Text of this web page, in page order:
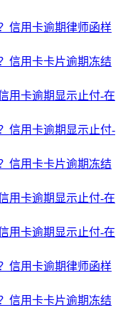
信用卡逾期律师函样
信用卡卡片逾期冻结
用卡逾期显示止付-在
信用卡逾期显示止付-
信用卡卡片逾期冻结
用卡逾期显示止付-在
用卡逾期显示止付-在
信用卡逾期律师函样
信用卡卡片逾期冻结